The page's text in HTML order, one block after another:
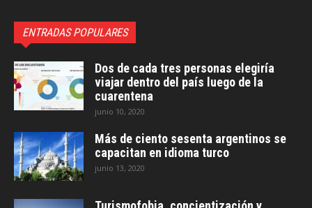
ENTRADAS POPULARES
Dos de cada tres personas elegiría
viajar dentro del país luego de la
cuarentena
junio 10, 2020
Más de ciento sesenta argentinos se
capacitan en idioma turco
junio 13, 2020